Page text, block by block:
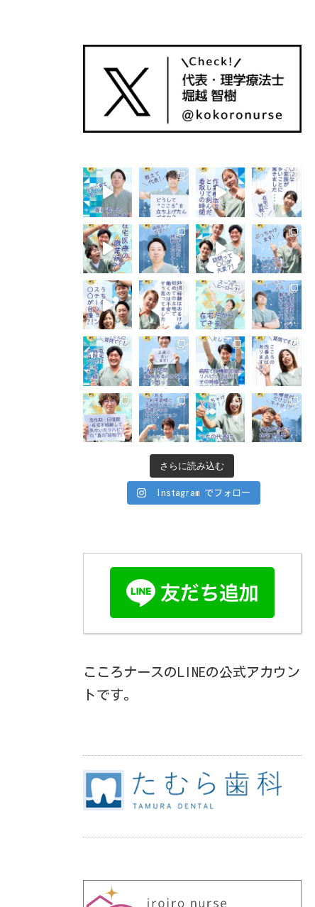
さらに読み込む
Instagram でフォロー
こころナースのLINEの公式アカウン
トです。